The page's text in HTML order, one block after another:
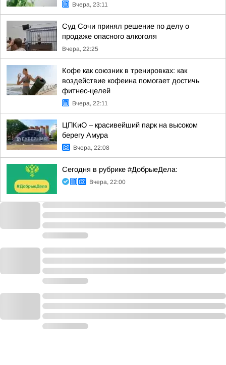
Вчера, 23:11
Суд Сочи принял решение по делу о
продаже опасного алкоголя
Вчера, 22:25
Кофе как союзник в тренировках: как
воздействие кофеина помогает достичь
фитнес-целей
Вчера, 22:11
ЦПКиО – красивейший парк на высоком
берегу Амура
Вчера, 22:08
Сегодня в рубрике #ДобрыеДела:
Вчера, 22:00